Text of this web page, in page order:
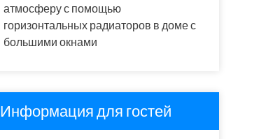
атмосферу с помощью
горизонтальных радиаторов в доме с
большими окнами
Информация для гостей